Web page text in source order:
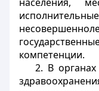
компетенции.
2. В органах